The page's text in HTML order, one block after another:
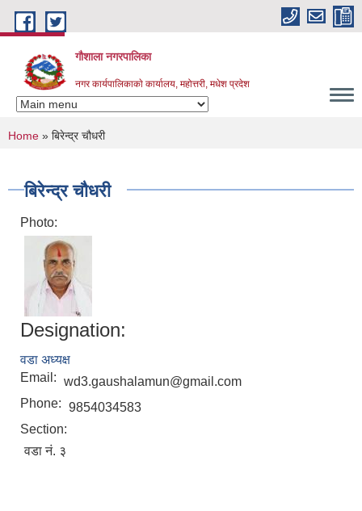
Skip to main content
गौशाला नगरपालिका
नगर कार्यपालिकाकाे कार्यालय, महोत्तरी, मधेश प्रदेश
You are here
Home » बिरेन्द्र चौधरी
बिरेन्द्र चौधरी
Photo:
Designation:
वडा अध्यक्ष
Email: wd3.gaushalamun@gmail.com
Phone: 9854034583
Section:
वडा नं. ३